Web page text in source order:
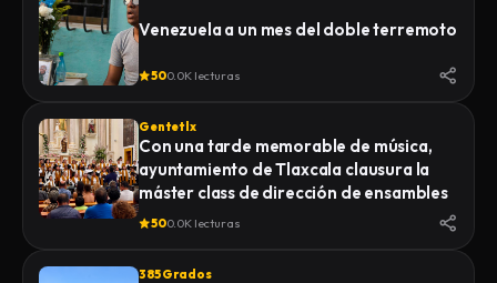
Venezuela a un mes del doble terremoto
500.0K lecturas
Gentetlx
Con una tarde memorable de música,
ayuntamiento de Tlaxcala clausura la
máster class de dirección de ensambles
500.0K lecturas
385 Grados